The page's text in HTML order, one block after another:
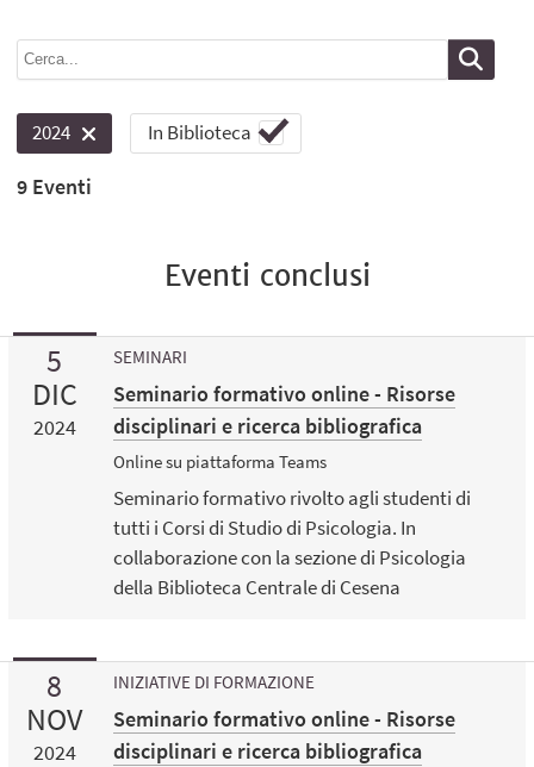
2024 In Biblioteca
9 Eventi
Eventi conclusi
5
DIC
2024
SEMINARI
Seminario formativo online - Risorse
disciplinari e ricerca bibliografica
Online su piattaforma Teams
Seminario formativo rivolto agli studenti di
tutti i Corsi di Studio di Psicologia. In
collaborazione con la sezione di Psicologia
della Biblioteca Centrale di Cesena
8
NOV
2024
INIZIATIVE DI FORMAZIONE
Seminario formativo online - Risorse
disciplinari e ricerca bibliografica